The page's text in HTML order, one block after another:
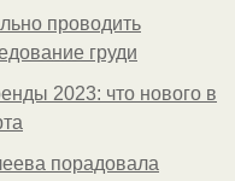
проводить
груди
2023: что нового в
порадовала